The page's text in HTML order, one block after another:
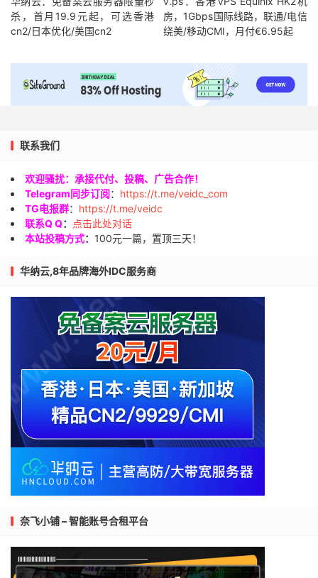
杀，首月19.9元起，可选香港
cn2/日本优化/美国cn2
房，1Gbps国际线路，联通/电信
绕美/移动CMI，月付€6.95起
联系我们
欢迎骚扰：承接代付、投稿、广告合作！
Telegram同步订阅： https://t.me/veidc_com
TG电报群： https://t.me/veidc
联系Q Q：
点击此处对话
本站投稿方式： 100元一篇，置顶三天！
华纳云,8年品牌海外IDC服务商
奈飞小铺 – 智能账号合租平台